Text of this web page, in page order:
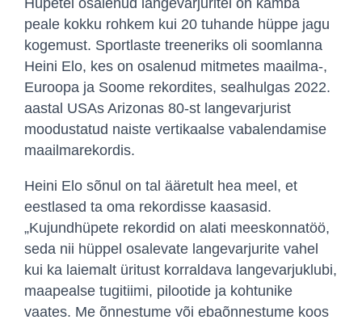
Hüpetel osalenud langevarjuritel on kamba
peale kokku rohkem kui 20 tuhande hüppe jagu
kogemust. Sportlaste treeneriks oli soomlanna
Heini Elo, kes on osalenud mitmetes maailma-,
Euroopa ja Soome rekordites, sealhulgas 2022.
aastal USAs Arizonas 80-st langevarjurist
moodustatud naiste vertikaalse vabalendamise
maailmarekordis.
Heini Elo sõnul on tal ääretult hea meel, et
eestlased ta oma rekordisse kaasasid.
„Kujundhüpete rekordid on alati meeskonnatöö,
seda nii hüppel osalevate langevarjurite vahel
kui ka laiemalt üritust korraldava langevarjuklubi,
maapealse tugitiimi, pilootide ja kohtunike
vaates. Me õnnestume või ebaõnnestume koos